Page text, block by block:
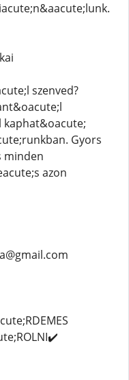
szenved?
kaphat&oacute;
Gyors
minden
azon